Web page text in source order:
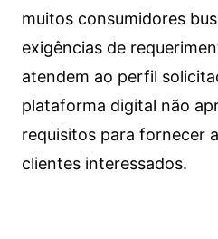
muitos consumidores
exigências de
atendem ao perfil
plataforma digital não
requisitos para fornecer
clientes interessados.